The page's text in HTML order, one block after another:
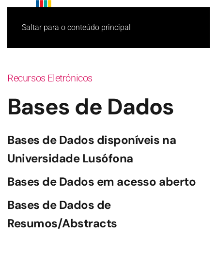
Saltar para o conteúdo principal
Recursos Eletrónicos
Bases de Dados
Bases de Dados disponíveis na
Universidade Lusófona
Bases de Dados em acesso aberto
Bases de Dados de
Resumos/Abstracts